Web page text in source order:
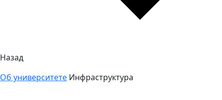
Назад
Об университете Инфраструктура